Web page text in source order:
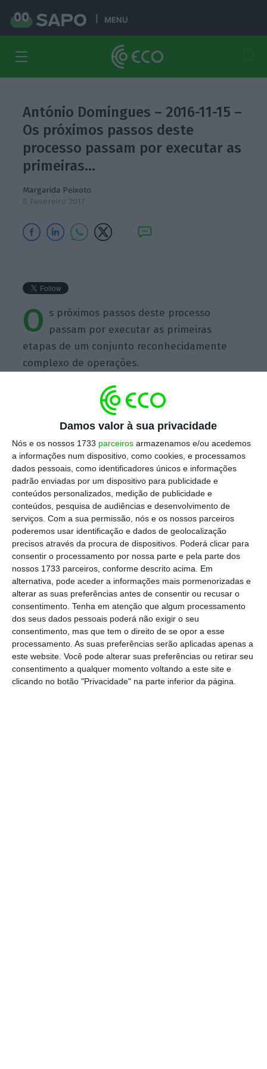
Damos valor à sua privacidade
Nós e os nossos 1733 parceiros armazenamos e/ou acedemos
a informações num dispositivo, como cookies, e processamos
dados pessoais, como identificadores únicos e informações
padrão enviadas por um dispositivo para publicidade e
conteúdos personalizados, medição de publicidade e
conteúdos, pesquisa de audiências e desenvolvimento de
serviços. Com a sua permissão, nós e os nossos parceiros
poderemos usar identificação e dados de geolocalização
precisos através da procura de dispositivos. Poderá clicar para
consentir o processamento por nossa parte e pela parte dos
nossos 1733 parceiros, conforme descrito acima. Em
alternativa, pode aceder a informações mais pormenorizadas e
alterar as suas preferências antes de consentir ou recusar o
consentimento. Tenha em atenção que algum processamento
dos seus dados pessoais poderá não exigir o seu
consentimento, mas que tem o direito de se opor a esse
processamento. As suas preferências serão aplicadas apenas a
este website. Você pode alterar suas preferências ou retirar seu
consentimento a qualquer momento voltando a este site e
clicando no botão "Privacidade" na parte inferior da página.
MENU
António Domingues – 2016-11-15 –
Os próximos passos deste
processo passam por executar as
primeiras…
Margarida Peixoto
8 Fevereiro 2017
O s próximos passos deste processo
passam por executar as primeiras
etapas de um conjunto reconhecidamente
complexo de operações.
https://eco.sapo.pt/quote/antonio-domingues-2016-11-15-os-proximos-passos-deste-processo-passam-por-executar-as-primeiras-35/ Copiar
Assine o ECO Premium
No momento em que a informação é
mais importante do que nunca, apoie
o jornalismo independente e rigoroso.
De que forma? Assine o ECO Premium e
tenha acesso a notícias exclusivas, à
opinião que conta, às reportagens e
especiais que mostram o outro lado da
história.